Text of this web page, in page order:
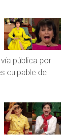
pública por
culpable de